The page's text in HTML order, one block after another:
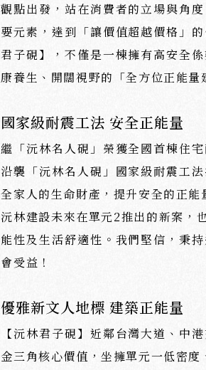
觀點出發，站在消費者的立場與角
要元素，達到「讓價值超越價格」
君子硯】，不僅是一棟擁有高安全
康養生、開闊視野的「全方位正能量
國家級耐震工法 安全正能量
繼「沅林名人硯」榮獲全國首棟住
沿襲「沅林名人硯」國家級耐震工
全家人的生命財產，提升安全的正能
沅林建設未來在單元2推出的新案，
能性及生活舒適性。我們堅信，秉
會受益！
優雅新文人地標 建築正能量
【沅林君子硯】近鄰台灣大道、中
金三角核心價值，坐擁單元一低密度